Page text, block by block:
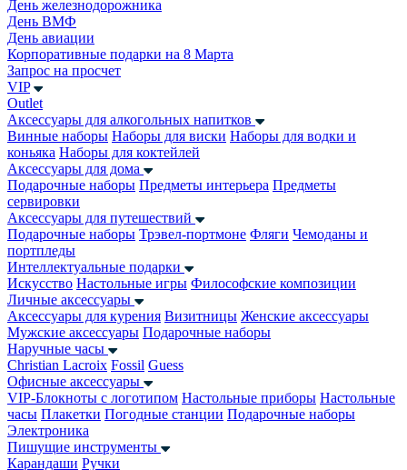
День железнодорожника
День ВМФ
День авиации
Корпоративные подарки на 8 Марта
Запрос на просчет
VIP
Outlet
Аксессуары для алкогольных напитков
Винные наборы Наборы для виски Наборы для водки и
коньяка Наборы для коктейлей
Аксессуары для дома
Подарочные наборы Предметы интерьера Предметы
сервировки
Аксессуары для путешествий
Подарочные наборы Трэвел-портмоне Фляги Чемоданы и
портпледы
Интеллектуальные подарки
Искусство Настольные игры Философские композиции
Личные аксессуары
Аксессуары для курения Визитницы Женские аксессуары
Мужские аксессуары Подарочные наборы
Наручные часы
Christian Lacroix Fossil Guess
Офисные аксессуары
VIP-Блокноты с логотипом Настольные приборы Настольные
часы Плакетки Погодные станции Подарочные наборы
Электроника
Пишущие инструменты
Карандаши Ручки